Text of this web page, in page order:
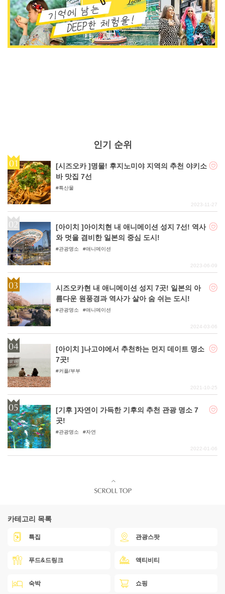
인기 순위
[시즈오카 ]명물! 후지노미야 지역의 추천 야키소
바 맛집 7선
특산물
2023-11-27
[아이치 ]아이치현 내 애니메이션 성지 7선! 역사
와 멋을 겸비한 일본의 중심 도시!
관광명소 애니메이션
2023-06-09
시즈오카현 내 애니메이션 성지 7곳! 일본의 아
름다운 원풍경과 역사가 살아 숨 쉬는 도시!
관광명소 애니메이션
2024-03-06
[아이치 ]나고야에서 추천하는 먼지 데이트 명소
7곳!
커플/부부
2021-10-25
[기후 ]자연이 가득한 기후의 추천 관광 명소 7
곳!
관광명소 자연
2022-01-06
카테고리 목록
특집 관광스팟
푸드&드링크 액티비티
숙박 쇼핑